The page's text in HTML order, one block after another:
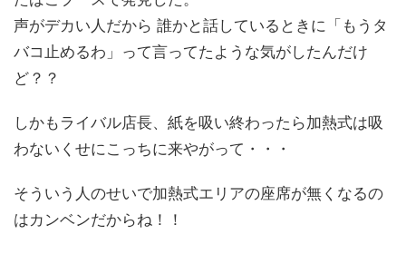
声がデカい人だから 誰かと話しているときに「もうタ
バコ止めるわ」って言ってたような気がしたんだけ
ど？？
しかもライバル店長、紙を吸い終わったら加熱式は吸
わないくせにこっちに来やがって・・・
そういう人のせいで加熱式エリアの座席が無くなるの
はカンベンだからね！！